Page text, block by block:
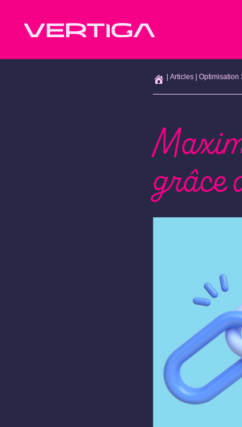
Articles Optimisation
grâce